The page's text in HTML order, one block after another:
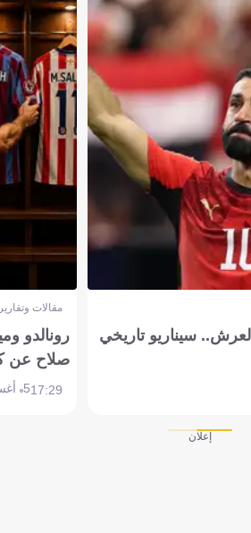
سيناريو تاريخي
مقالات
رونالدو
صلاح عن
17:295 أغسطس 2026
إعلان